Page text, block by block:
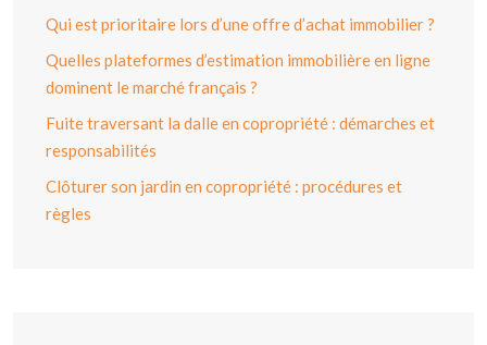
Qui est prioritaire lors d’une offre d’achat immobilier ?
Quelles plateformes d’estimation immobilière en ligne
dominent le marché français ?
Fuite traversant la dalle en copropriété : démarches et
responsabilités
Clôturer son jardin en copropriété : procédures et
règles